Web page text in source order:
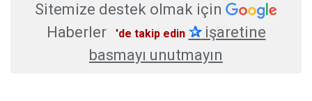
Sitemize destek olmak için
Haberler
'de takip edin ✰işaretine
basmayı unutmayın